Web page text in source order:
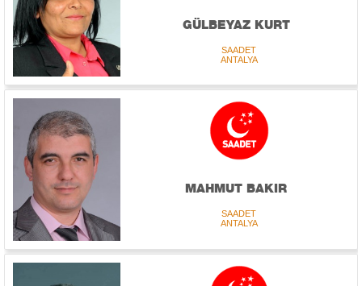
GÜLBEYAZ KURT
SAADET
ANTALYA
MAHMUT BAKIR
SAADET
ANTALYA